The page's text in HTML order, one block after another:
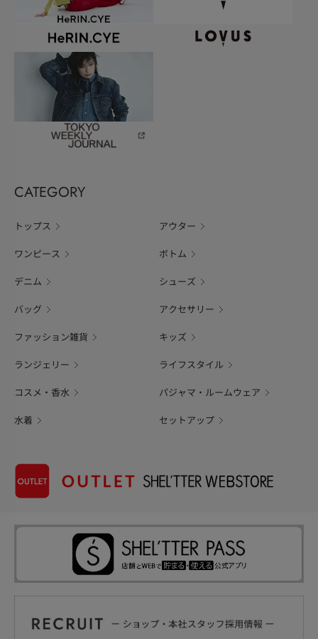
CATEGORY
トップス アウター
ワンピース ボトム
デニム シューズ
バッグ アクセサリー
ファッション雑貨 キッズ
ランジェリー ライフスタイル
コスメ・香水 パジャマ・ルームウェア
水着 セットアップ